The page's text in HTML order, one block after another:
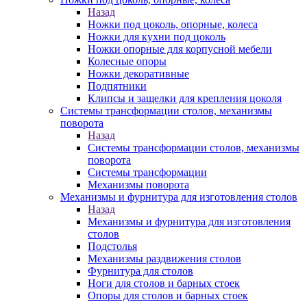
Назад
Ножки под цоколь, опорные, колеса
Ножки для кухни под цоколь
Ножки опорные для корпусной мебели
Колесные опоры
Ножки декоративные
Подпятники
Клипсы и защелки для крепления цоколя
Системы трансформации столов, механизмы
поворота
Назад
Системы трансформации столов, механизмы
поворота
Системы трансформации
Механизмы поворота
Механизмы и фурнитура для изготовления столов
Назад
Механизмы и фурнитура для изготовления
столов
Подстолья
Механизмы раздвижения столов
Фурнитура для столов
Ноги для столов и барных стоек
Опоры для столов и барных стоек